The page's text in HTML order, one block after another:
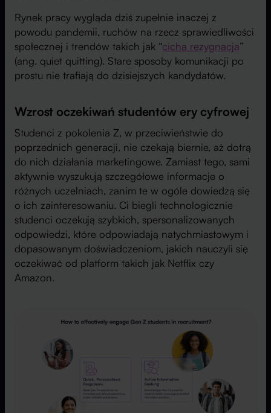
Rynek pracy wygląda dziś zupełnie inaczej z
powodu pandemii, ruchów na rzecz sprawiedliwości
społecznej i trendów takich jak “cicha rezygnacja”
(ang. quiet quitting). Stare sposoby komunikacji po
prostu nie trafiają do dzisiejszych kandydatów.
Wzrost oczekiwań studentów ery cyfrowej
Studenci z pokolenia Z, w przeciwieństwie do
poprzednich generacji, nie czekają biernie, aż dotrą
do nich działania marketingowe. Zamiast tego, sami
aktywnie wyszukują szczegółowe informacje o
różnych uczelniach, zanim te w ogóle dowiedzą się
o ich zainteresowaniu. Ci biegli technologicznie
studenci oczekują szybkich, spersonalizowanych
odpowiedzi, które odpowiadają natychmiastowym i
dopasowanym doświadczeniom, jakich nauczyli się
oczekiwać od platform takich jak Netflix czy
Amazon.